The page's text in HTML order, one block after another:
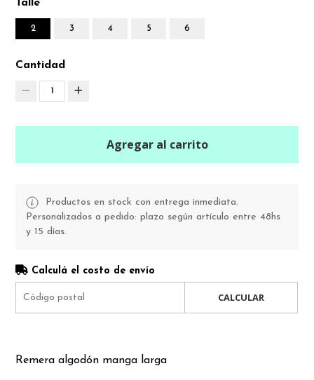
Talle
2 3 4 5 6
Cantidad
1
Agregar al carrito
Productos en stock con entrega inmediata.
Personalizados a pedido: plazo según artículo entre 48hs
y 15 días.
Calculá el costo de envío
CALCULAR
Remera algodón manga larga